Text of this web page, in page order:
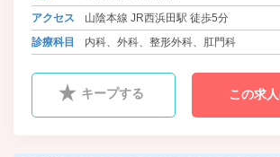
アクセス
山陰本線 JR西浜田駅 徒歩5分
診療科目
内科、外科、整形外科、肛門科
キープする この求